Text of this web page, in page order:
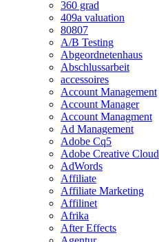
360 grad
409a valuation
80807
A/B Testing
Abgeordnetenhaus
Abschlussarbeit
accessoires
Account Management
Account Manager
Account Managment
Ad Management
Adobe Cq5
Adobe Creative Cloud
AdWords
Affiliate
Affiliate Marketing
Affilinet
Afrika
After Effects